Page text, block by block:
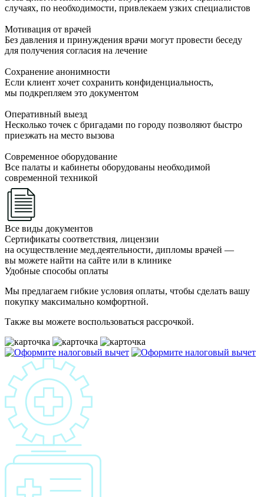
случаях, по необходимости, привлекаем узких специалистов
Мотивация от врачей
Без давления и принуждения врачи могут провести беседу
для получения согласия на лечение
Сохранение анонимности
Если клиент хочет сохранить конфиденциальность,
мы подкрепляем это документом
Оперативный выезд
Несколько точек с бригадами по городу позволяют быстро
приезжать на место вызова
Современное оборудование
Все палаты и кабинеты оборудованы необходимой
современной техникой
Все виды документов
Сертификаты соответствия, лицензии
на осуществление мед.деятельности, дипломы врачей —
вы можете найти на сайте или в клинике
Удобные способы оплаты
Мы предлагаем гибкие условия оплаты, чтобы сделать вашу
покупку максимально комфортной.
Также вы можете воспользоваться рассрочкой.